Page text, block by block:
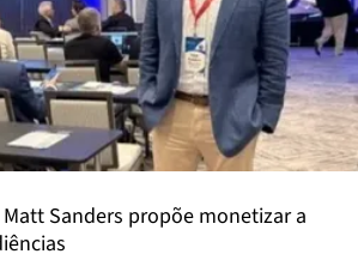
Matt Sanders propõe monetizar a